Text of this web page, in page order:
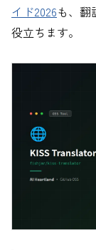
イド2026も、翻
役立ちます。